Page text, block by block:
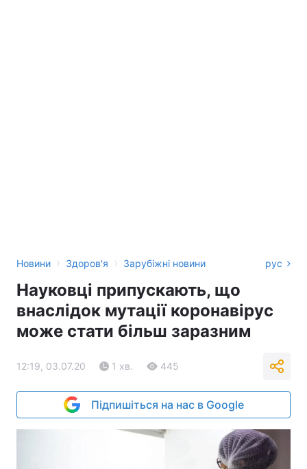
Новини › Здоров'я › Зарубіжні новини рус
Науковці припускають, що
внаслідок мутації коронавірус
може стати більш заразним
12:19, 03.07.20 1 хв. 445
Підпишіться на нас в Google